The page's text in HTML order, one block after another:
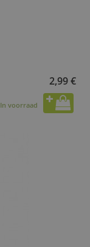
2,99 €
In voorraad